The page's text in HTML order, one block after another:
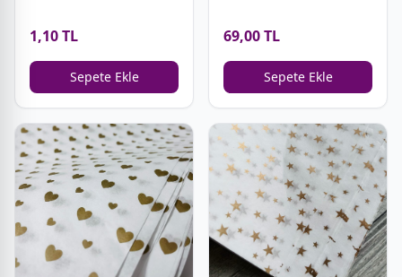
1,10 TL
Sepete Ekle
69,00 TL
Sepete Ekle